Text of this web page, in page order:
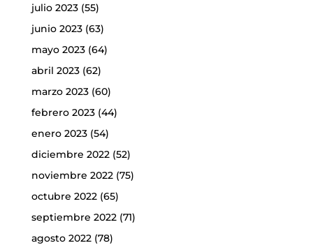
julio 2023(55)
junio 2023(63)
mayo 2023(64)
abril 2023(62)
marzo 2023(60)
febrero 2023(44)
enero 2023(54)
diciembre 2022(52)
noviembre 2022(75)
octubre 2022(65)
septiembre 2022(71)
agosto 2022(78)